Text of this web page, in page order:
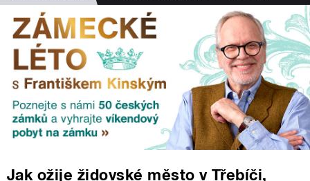
Jak ožije židovské město v Třebíči,